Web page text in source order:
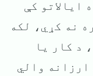
ایالاتو کې
نه کړي، لکه
د کار یا
والي